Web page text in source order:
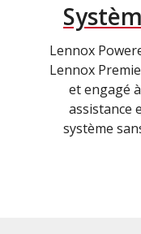
Lennox
Lennox
et engagé
assistance
système